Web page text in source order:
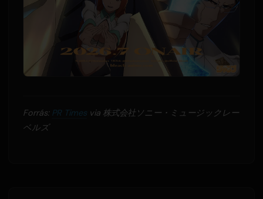
Forrás: PR Timesvia 株式会社ソニー・ミュージックレー
ベルズ